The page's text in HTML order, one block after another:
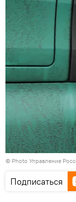
© Photo Управление
Подписаться